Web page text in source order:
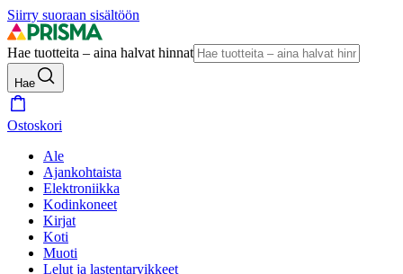
Siirry suoraan sisältöön
Hae tuotteita – aina halvat hinnat
Hae
Ostoskori
Ale
Ajankohtaista
Elektroniikka
Kodinkoneet
Kirjat
Koti
Muoti
Lelut ja lastentarvikkeet